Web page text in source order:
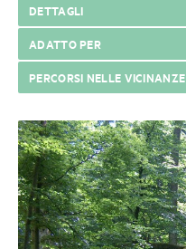
DETTAGLI
ADATTO PER
PERCORSI NELLE VICINANZE